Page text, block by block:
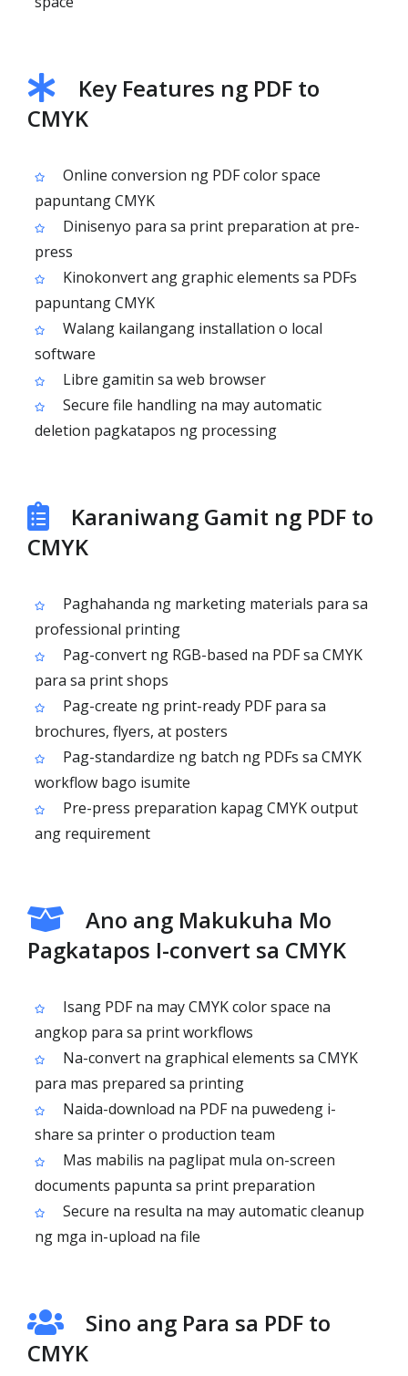
Key Features ng PDF to
CMYK
Online conversion ng PDF color space
papuntang CMYK
Dinisenyo para sa print preparation at pre-
press
Kinokonvert ang graphic elements sa PDFs
papuntang CMYK
Walang kailangang installation o local
software
Libre gamitin sa web browser
Secure file handling na may automatic
deletion pagkatapos ng processing
Karaniwang Gamit ng PDF to
CMYK
Paghahanda ng marketing materials para sa
professional printing
Pag-convert ng RGB-based na PDF sa CMYK
para sa print shops
Pag-create ng print-ready PDF para sa
brochures, flyers, at posters
Pag-standardize ng batch ng PDFs sa CMYK
workflow bago isumite
Pre-press preparation kapag CMYK output
ang requirement
Ano ang Makukuha Mo
Pagkatapos I-convert sa CMYK
Isang PDF na may CMYK color space na
angkop para sa print workflows
Na-convert na graphical elements sa CMYK
para mas prepared sa printing
Naida-download na PDF na puwedeng i-
share sa printer o production team
Mas mabilis na paglipat mula on-screen
documents papunta sa print preparation
Secure na resulta na may automatic cleanup
ng mga in-upload na file
Sino ang Para sa PDF to
CMYK